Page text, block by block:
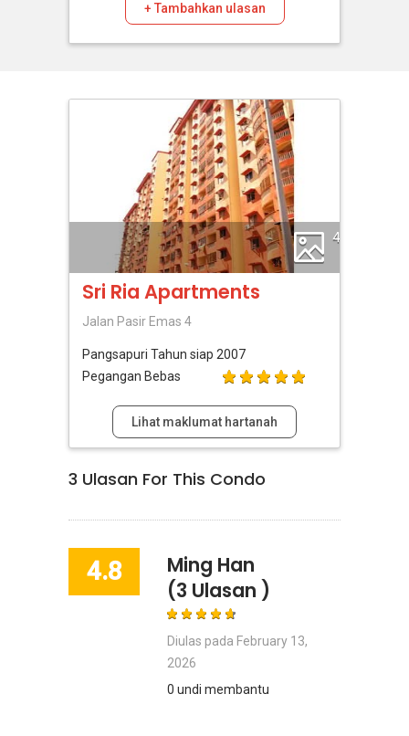
+ Tambahkan ulasan
4
Sri Ria Apartments
Jalan Pasir Emas 4
Pangsapuri Tahun siap 2007
Pegangan Bebas
Lihat maklumat hartanah
3 Ulasan For This Condo
4.8
Ming Han
(3 Ulasan )
Diulas pada February 13,
2026
0 undi membantu